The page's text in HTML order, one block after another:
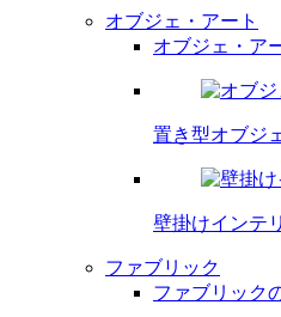
オブジェ・アート
オブジェ・ア
置き型オブジ
壁掛けインテ
ファブリック
ファブリック